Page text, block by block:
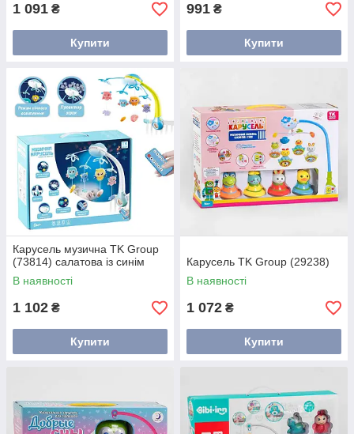
1 091 ₴
Купити
991 ₴
Купити
Карусель музична TK Group
(73814) салатова із синім
В наявності
1 102 ₴
Купити
Карусель TK Group (29238)
В наявності
1 072 ₴
Купити